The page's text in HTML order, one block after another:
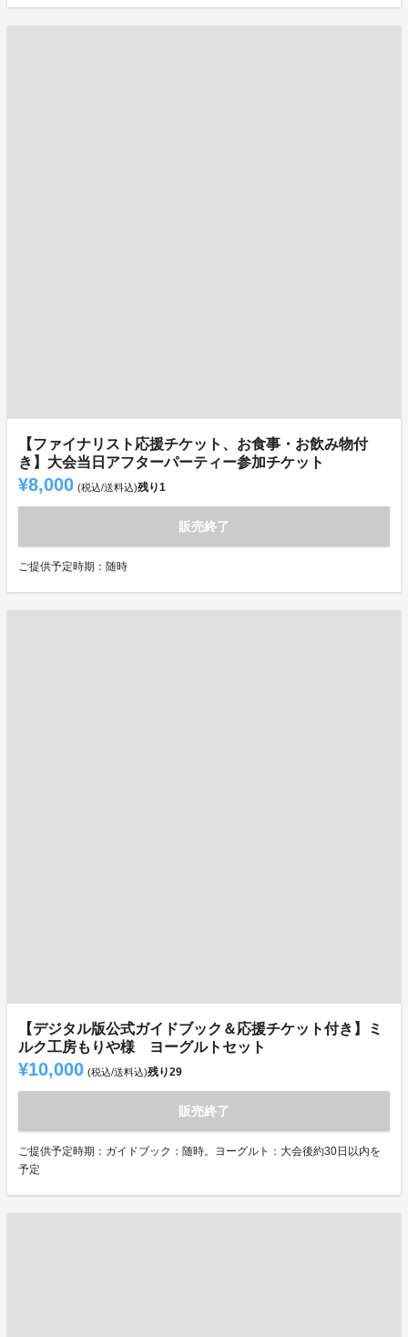
【ファイナリスト応援チケット、お食事・お飲み物付
き】大会当日アフターパーティー参加チケット
¥8,000 (税込/送料込)残り1
販売終了
ご提供予定時期：随時
【デジタル版公式ガイドブック＆応援チケット付き】ミ
ルク工房もりや様 ヨーグルトセット
¥10,000 (税込/送料込)残り29
販売終了
ご提供予定時期：ガイドブック：随時。ヨーグルト：大会後約30日以内を
予定